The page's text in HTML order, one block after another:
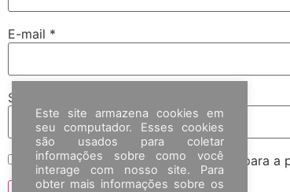
E-mail *
Site
Salvar meus dados neste navegador para
Este site armazena cookies em
seu computador. Esses cookies
são usados para coletar
informações sobre como você
interage com nosso site. Para
obter mais informações sobre os